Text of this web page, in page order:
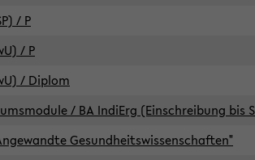
/ P
/ P
/ Diplom
/ BA IndiErg (Einschreibung bis
Gesundheitswissenschaften"